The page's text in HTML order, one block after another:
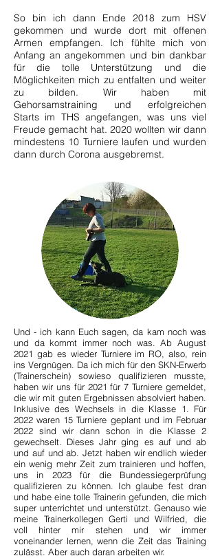
So bin ich dann Ende 2018 zum HSV
gekommen und wurde dort mit offenen
Armen empfangen. Ich fühlte mich von
Anfang an angekommen und bin dankbar
für die tolle Unterstützung und die
Möglichkeiten mich zu entfalten und weiter
zu bilden. Wir haben mit
Gehorsamstraining und erfolgreichen
Starts im THS angefangen, was uns viel
Freude gemacht hat. 2020 wollten wir dann
mindestens 10 Turniere laufen und wurden
dann durch Corona ausgebremst.
Und - ich kann Euch sagen, da kam noch was
und da kommt immer noch was. Ab August
2021 gab es wieder Turniere im RO, also, rein
ins Vergnügen. Da ich mich für den SKN-Erwerb
(Trainerschein) sowieso qualifizieren musste,
haben wir uns für 2021 für 7 Turniere gemeldet,
die wir mit guten Ergebnissen absolviert haben.
Inklusive des Wechsels in die Klasse 1. Für
2022 waren 15 Turniere geplant und im Februar
2022 sind wir dann schon in die Klasse 2
gewechselt. Dieses Jahr ging es auf und ab
und auf und ab. Jetzt haben wir endlich wieder
ein wenig mehr Zeit zum trainieren und hoffen,
uns in 2023 für die Bundessiegerprüfung
qualifizieren zu können. Ich glaube fest dran
und habe eine tolle Trainerin gefunden, die mich
super unterrichtet und unterstützt. Genauso wie
meine Trainerkollegen Gerti und Wilfried, die
voll hinter mir stehen und wir immer
voneinander lernen, wenn die Zeit das Training
zulässt. Aber auch daran arbeiten wir.